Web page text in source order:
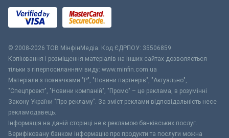
© 2008-2026 ТОВ МiнфiнМедiа. Код ЄДРПОУ: 35506859
Копіювання і розміщення матеріалів на інших сайтах дозволяється
тільки з гіперпосиланням виду: www.minfin.com.ua
Матеріали з позначками "Р", "Новини партнерів", "Актуально",
"Спецпроект", "Новини компаній", "Промо" – це реклама, в розумінні
Закону України "Про рекламу". За зміст реклами відповідальність несе
рекламодавець.
Інформація на даній сторінці не є рекламою банківських послуг.
Верифіковану банком інформацію про продукти та послуги можна